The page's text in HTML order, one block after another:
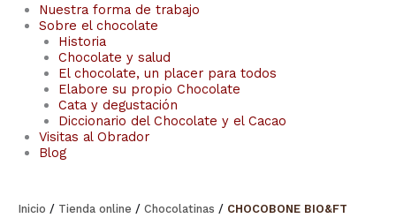
Nuestra forma de trabajo
Sobre el chocolate
Historia
Chocolate y salud
El chocolate, un placer para todos
Elabore su propio Chocolate
Cata y degustación
Diccionario del Chocolate y el Cacao
Visitas al Obrador
Blog
Inicio / Tienda online / Chocolatinas / CHOCOBONE BIO&FT